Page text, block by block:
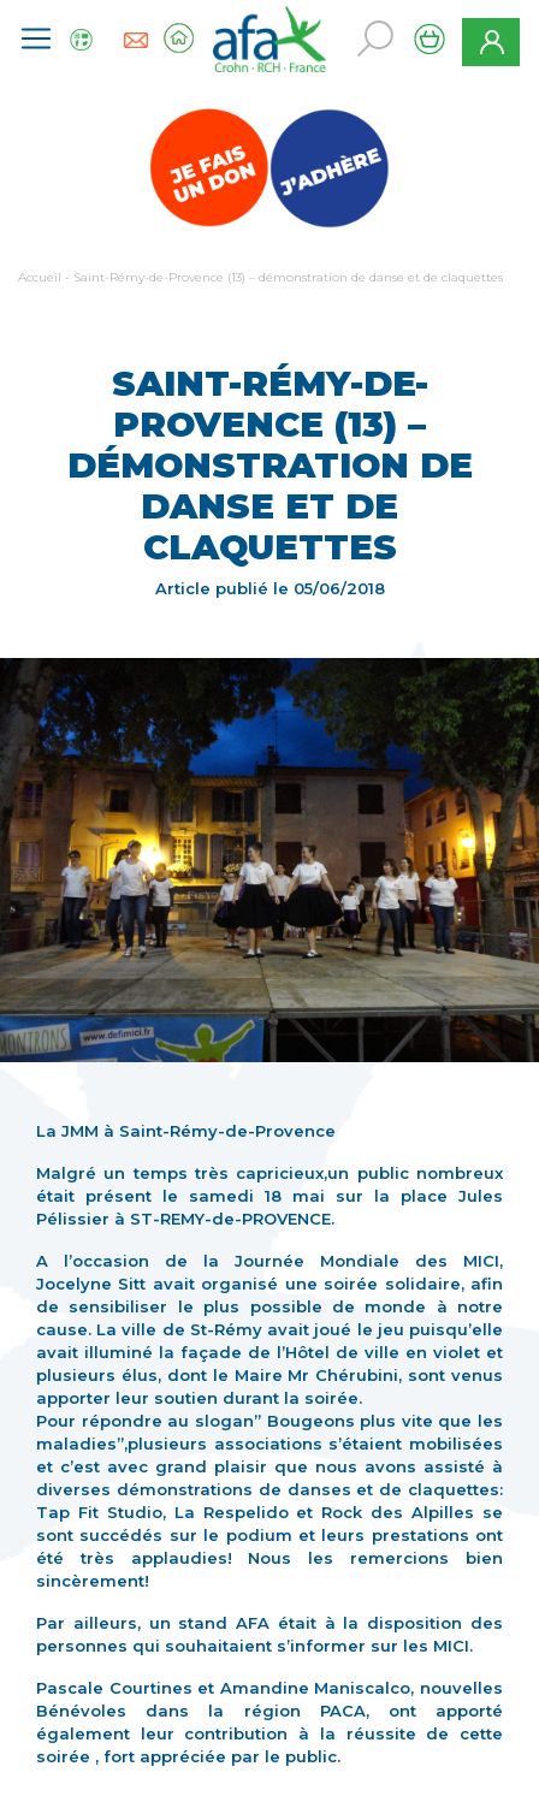
Accueil - Saint-Rémy-de-Provence (13) – démonstration de danse et de claquettes
SAINT-RÉMY-DE-
PROVENCE (13) –
DÉMONSTRATION DE
DANSE ET DE
CLAQUETTES
Article publié le 05/06/2018
La JMM à Saint-Rémy-de-Provence
Malgré un temps très capricieux,un public nombreux
était présent le samedi 18 mai sur la place Jules
Pélissier à ST-REMY-de-PROVENCE.
A l’occasion de la Journée Mondiale des MICI,
Jocelyne Sitt avait organisé une soirée solidaire, afin
de sensibiliser le plus possible de monde à notre
cause. La ville de St-Rémy avait joué le jeu puisqu’elle
avait illuminé la façade de l’Hôtel de ville en violet et
plusieurs élus, dont le Maire Mr Chérubini, sont venus
apporter leur soutien durant la soirée.
Pour répondre au slogan” Bougeons plus vite que les
maladies”,plusieurs associations s’étaient mobilisées
et c’est avec grand plaisir que nous avons assisté à
diverses démonstrations de danses et de claquettes:
Tap Fit Studio, La Respelido et Rock des Alpilles se
sont succédés sur le podium et leurs prestations ont
été très applaudies! Nous les remercions bien
sincèrement!
Par ailleurs, un stand AFA était à la disposition des
personnes qui souhaitaient s’informer sur les MICI.
Pascale Courtines et Amandine Maniscalco, nouvelles
Bénévoles dans la région PACA, ont apporté
également leur contribution à la réussite de cette
soirée , fort appréciée par le public.